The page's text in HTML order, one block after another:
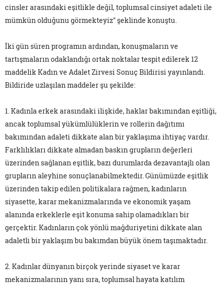
cinsler arasındaki eşitlikle değil, toplumsal cinsiyet adaleti ile
mümkün olduğunu görmekteyiz" şeklinde konuştu.
İki gün süren programın ardından, konuşmaların ve
tartışmaların odaklandığı ortak noktalar tespit edilerek 12
maddelik Kadın ve Adalet Zirvesi Sonuç Bildirisi yayınlandı.
Bildiride uzlaşılan maddeler şu şekilde:
1. Kadınla erkek arasındaki ilişkide, haklar bakımından eşitliği,
ancak toplumsal yükümlülüklerin ve rollerin dağıtımı
bakımından adaleti dikkate alan bir yaklaşıma ihtiyaç vardır.
Farklılıkları dikkate almadan baskın grupların değerleri
üzerinden sağlanan eşitlik, bazı durumlarda dezavantajlı olan
grupların aleyhine sonuçlanabilmektedir. Günümüzde eşitlik
üzerinden takip edilen politikalara rağmen, kadınların
siyasette, karar mekanizmalarında ve ekonomik yaşam
alanında erkeklerle eşit konuma sahip olamadıkları bir
gerçektir. Kadınların çok yönlü mağduriyetini dikkate alan
adaletli bir yaklaşım bu bakımdan büyük önem taşımaktadır.
2. Kadınlar dünyanın birçok yerinde siyaset ve karar
mekanizmalarının yanı sıra, toplumsal hayata katılım